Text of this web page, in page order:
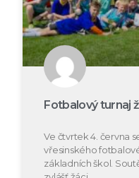
Fotbalový turnaj
Ve čtvrtek 4. června
vřesinského
základních škol.